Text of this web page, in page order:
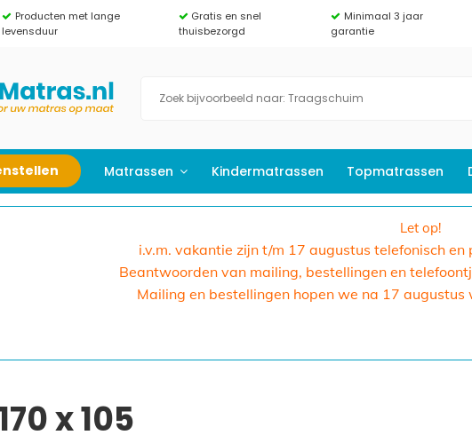
Producten met lange
levensduur
Gratis en snel
thuisbezorgd
Minimaal 3 jaar
garantie
Matrassen Kindermatrassen Topmatrassen
Let op!
i.v.m. vakantie zijn t/m 17 augustus telefonisch
Beantwoorden van mailing, bestellingen en
Mailing en bestellingen hopen we na 17
x 105